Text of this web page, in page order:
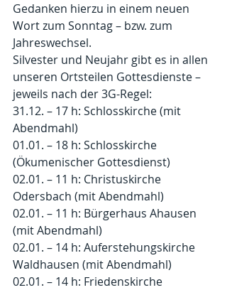
Gedanken hierzu in einem neuen
Wort zum Sonntag – bzw. zum
Jahreswechsel.
Silvester und Neujahr gibt es in allen
unseren Ortsteilen Gottesdienste –
jeweils nach der 3G-Regel:
31.12. – 17 h: Schlosskirche (mit
Abendmahl)
01.01. – 18 h: Schlosskirche
(Ökumenischer Gottesdienst)
02.01. – 11 h: Christuskirche
Odersbach (mit Abendmahl)
02.01. – 11 h: Bürgerhaus Ahausen
(mit Abendmahl)
02.01. – 14 h: Auferstehungskirche
Waldhausen (mit Abendmahl)
02.01. – 14 h: Friedenskirche